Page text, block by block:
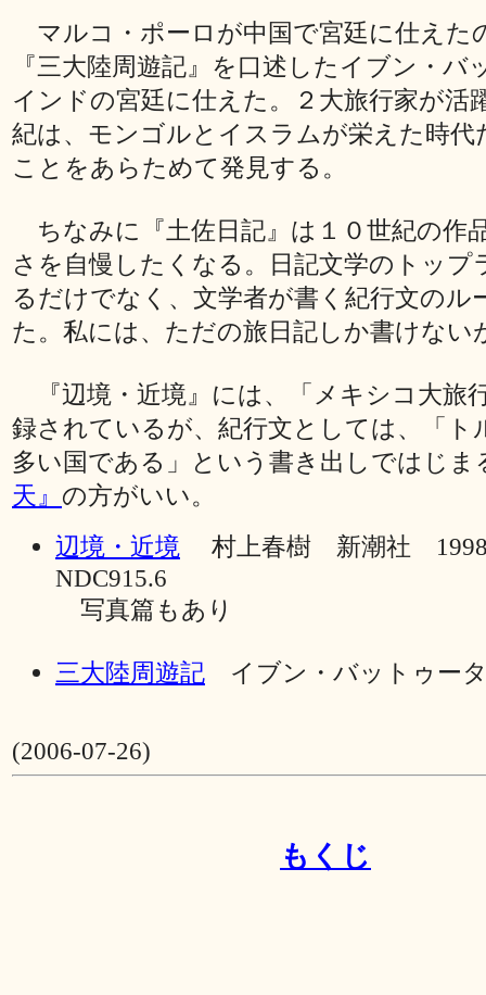
マルコ・ポーロが中国で宮廷に仕えた
『三大陸周遊記』を口述したイブン・バ
インドの宮廷に仕えた。２大旅行家が活
紀は、モンゴルとイスラムが栄えた時代
ことをあらためて発見する。
ちなみに『土佐日記』は１０世紀の作
さを自慢したくなる。日記文学のトップ
るだけでなく、文学者が書く紀行文のル
た。私には、ただの旅日記しか書けない
『辺境・近境』には、「メキシコ大旅
録されているが、紀行文としては、「ト
多い国である」という書き出しではじま
天』 の方がいい。
辺境・近境 村上春樹 新潮社
NDC915.6
写真篇もあり
三大陸周遊記 イブン・バットゥー
(2006-07-26)
もくじ